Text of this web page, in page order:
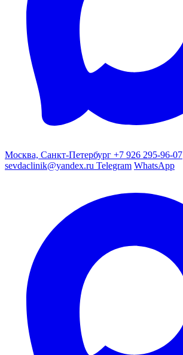
Москва, Санкт-Петербург +7 926 295-96-07
sevdaclinik@yandex.ru Telegram WhatsApp